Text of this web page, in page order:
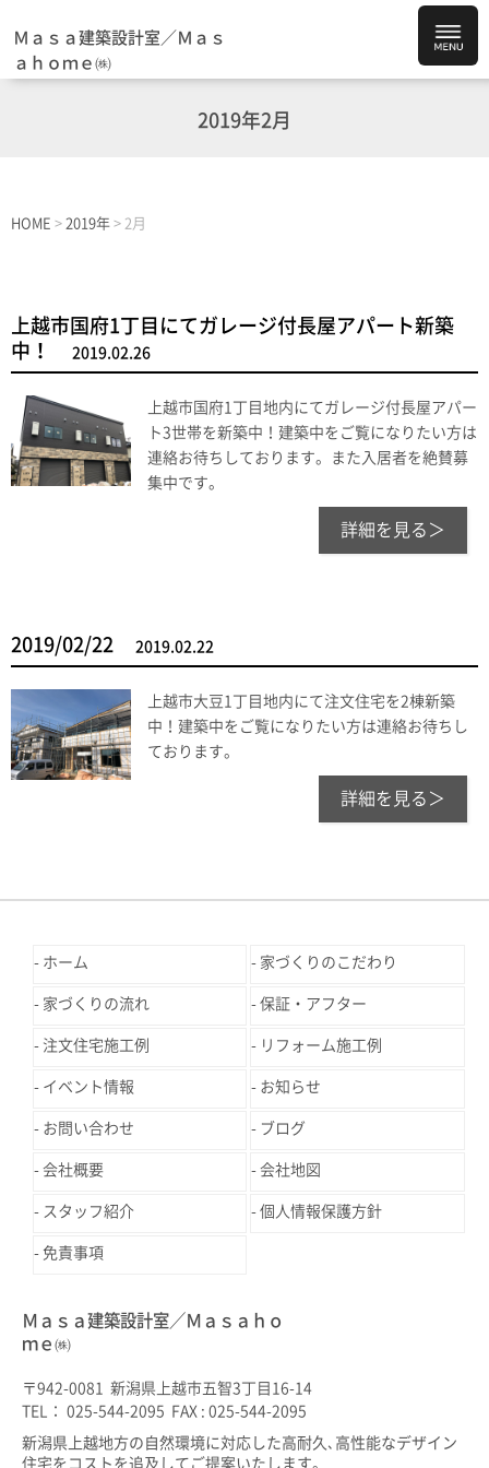
Ｍａｓａ建築設計室／Ｍａｓ
ａｈｏｍｅ㈱
2019年2月
HOME > 2019年 > 2月
上越市国府1丁目にてガレージ付長屋アパート新築
中！
2019.02.26
上越市国府1丁目地内にてガレージ付長屋アパー
ト3世帯を新築中！建築中をご覧になりたい方は
連絡お待ちしております。また入居者を絶賛募
集中です。
詳細を見る＞
2019/02/22 2019.02.22
上越市大豆1丁目地内にて注文住宅を2棟新築
中！建築中をご覧になりたい方は連絡お待ちし
ております。
詳細を見る＞
ホーム 家づくりのこだわり
家づくりの流れ 保証・アフター
注文住宅施工例 リフォーム施工例
イベント情報 お知らせ
お問い合わせ ブログ
会社概要 会社地図
スタッフ紹介 個人情報保護方針
免責事項
Ｍａｓａ建築設計室／Ｍａｓａｈｏ
ｍｅ㈱
〒942-0081 新潟県上越市五智3丁目16-14
TEL： 025-544-2095 FAX : 025-544-2095
新潟県上越地方の自然環境に対応した高耐久､高性能なデザイン
住宅をコストを追及してご提案いたします。